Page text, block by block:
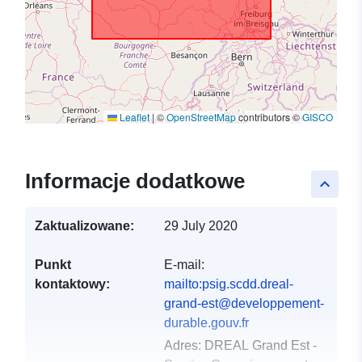
Leaflet |©OpenStreetMapcontributors ©GISCO
keyboard_arrow_up
Informacje dodatkowe
Zaktualizowane: 29 July 2020
Punkt
kontaktowy:
E-mail:
mailto:psig.scdd.dreal-
grand-est@developpement-
durable.gouv.fr
Adres: DREAL Grand Est -